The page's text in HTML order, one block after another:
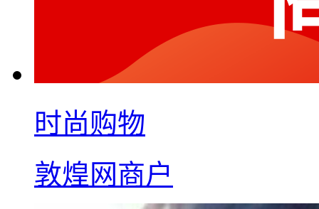
时尚购物
敦煌网商户